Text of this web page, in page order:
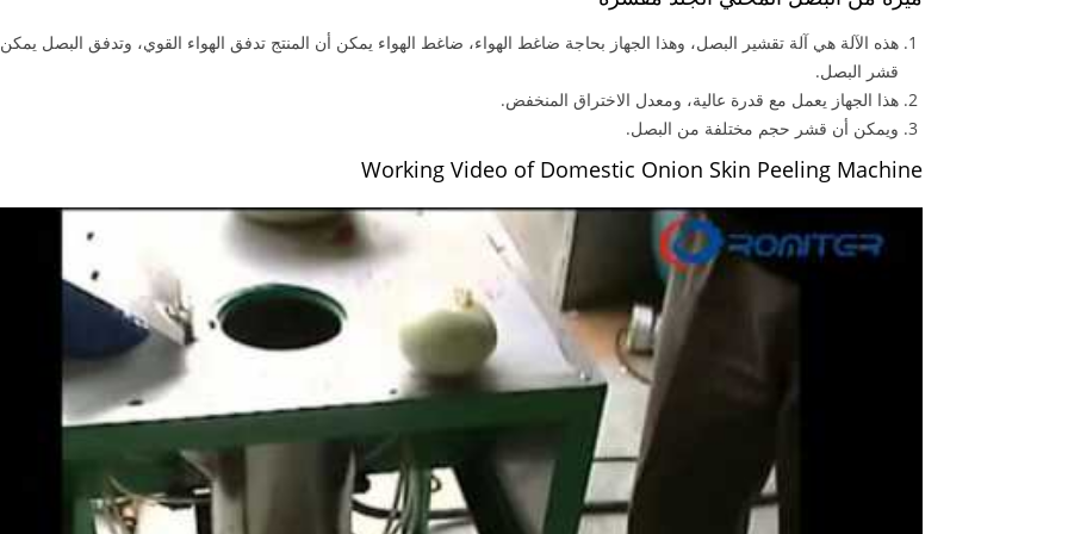
هذه الآلة هي آلة تقشير البصل، وهذا الجهاز بحاجة ضاغط الهواء، ضاغط الهواء يمكن أن المنتج تدفق الهواء القوي، وتدفق البصل
قشر البصل.
هذا الجهاز يعمل مع قدرة عالية، ومعدل الاختراق المنخفض.
ويمكن أن قشر حجم مختلفة من البصل.
Working Video of Domestic Onion Skin Peeling Machine